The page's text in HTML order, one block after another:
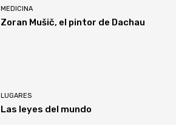
MEDICINA
Zoran Mušič, el pintor de Dachau
LUGARES
Las leyes del mundo